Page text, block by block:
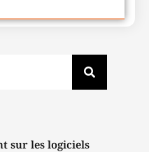
sur les logiciels